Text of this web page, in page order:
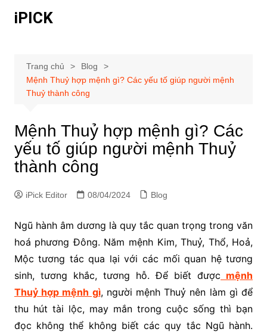
đếniPICK
Trang chủ
Blog
Mệnh Thuỷ hợp mệnh gì? Các yếu tố giúp người mệnh
Thuỷ thành công
Mệnh Thuỷ hợp mệnh gì? Các
yếu tố giúp người mệnh Thuỷ
thành công
iPick Editor 08/04/2024 Blog
Ngũ hành âm dương là quy tắc quan trọng trong văn
hoá phương Đông. Năm mệnh Kim, Thuỷ, Thổ, Hoả,
Mộc tương tác qua lại với các mối quan hệ tương
sinh, tương khắc, tương hỗ. Để biết được mệnh
Thuỷ hợp mệnh gì, người mệnh Thuỷ nên làm gì để
thu hút tài lộc, may mắn trong cuộc sống thì bạn
đọc không thể không biết các quy tắc Ngũ hành.